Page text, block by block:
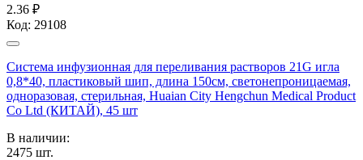
2.36 ₽
Код: 29108
Система инфузионная для переливания растворов 21G игла
0,8*40, пластиковый шип, длина 150см, светонепроницаемая,
одноразовая, стерильная, Huaian City Hengchun Medical Product
Co Ltd (КИТАЙ), 45 шт
В наличии:
2475 шт.